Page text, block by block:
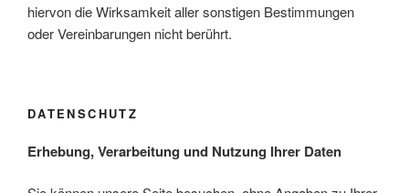
hiervon die Wirksamkeit aller sonstigen Bestimmungen
oder Vereinbarungen nicht berührt.
DATENSCHUTZ
Erhebung, Verarbeitung und Nutzung Ihrer Daten